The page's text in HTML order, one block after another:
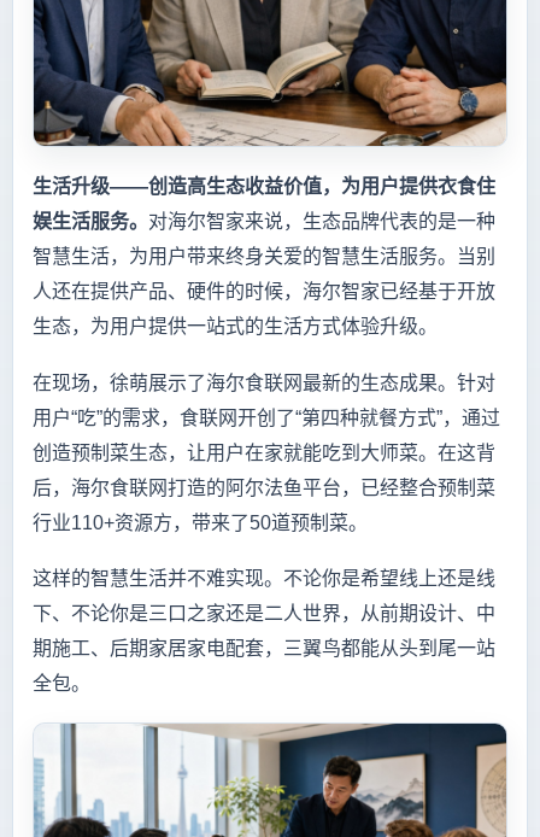
生活升级——创造高生态收益价值，为用户提供衣食住
娱生活服务。 对海尔智家来说，生态品牌代表的是一种
智慧生活，为用户带来终身关爱的智慧生活服务。当别
人还在提供产品、硬件的时候，海尔智家已经基于开放
生态，为用户提供一站式的生活方式体验升级。
在现场，徐萌展示了海尔食联网最新的生态成果。针对
用户“吃”的需求，食联网开创了“第四种就餐方式”，通过
创造预制菜生态，让用户在家就能吃到大师菜。在这背
后，海尔食联网打造的阿尔法鱼平台，已经整合预制菜
行业110+资源方，带来了50道预制菜。
这样的智慧生活并不难实现。不论你是希望线上还是线
下、不论你是三口之家还是二人世界，从前期设计、中
期施工、后期家居家电配套，三翼鸟都能从头到尾一站
全包。